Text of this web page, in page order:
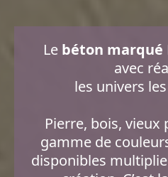
Le béton marqué
avec
les univers
Pierre, bois, vieux
gamme de
disponibles